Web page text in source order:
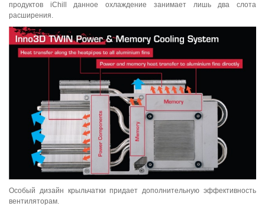
продуктов iChill данное охлаждение занимает лишь два слота
расширения.
Особый дизайн крыльчатки придает дополнительную эффективность
вентиляторам.